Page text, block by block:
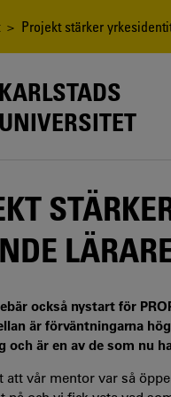
> Projekt stärker
KARLSTADS
UNIVERSITET
också nystart för
är förväntningarna
och är en av de som nu
att vår mentor var så